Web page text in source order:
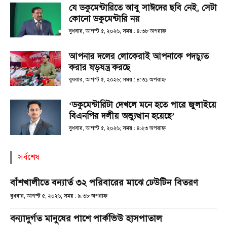
যে ডকুমেন্টারিতে আবু সাঈদের ছবি নেই, সেটা
কোনো ডকুমেন্টারি নয়
বুধবার, আগস্ট ৫, ২০২৬; সময় : ৪:৩৮ অপরাহ্ণ
আপনার দলের লোকেরাই আপনাকে পদচ্যুত
করার ষড়যন্ত্র করছে
বুধবার, আগস্ট ৫, ২০২৬; সময় : ৪:৩১ অপরাহ্ণ
‘ডকুমেন্টারিটা দেখলে মনে হতে পারে জুলাইয়ে
বিএনপির দলীয় অভ্যুত্থান হয়েছে’
বুধবার, আগস্ট ৫, ২০২৬; সময় : ৪:২৩ অপরাহ্ণ
সর্বশেষ
বাঁশখালীতে বন্যার্ত ৩২ পরিবারের মাঝে ঢেউটিন বিতরণ
বুধবার, আগস্ট ৫, ২০২৬; সময় : ৯:৩৮ অপরাহ্ণ
বন্যাদুর্গত মানুষের পাশে পার্কভিউ হাসপাতাল